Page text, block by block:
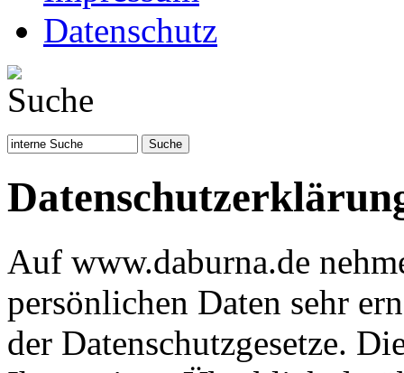
Datenschutz
Auf www.daburna.de
persönlichen Daten sehr
der Datenschutzgesetze.